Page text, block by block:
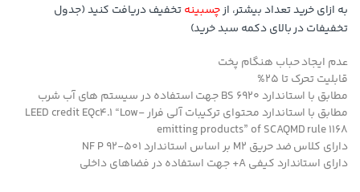
به ازای خرید تعداد بیشتر، ازچسبینهتخفیف دریافت کنید (جدول
تخفیفات در بالای دکمه سبد خرید)
عدم ایجاد حباب هنگام پخت
قابلیت تحرک تا 25%
مطابق با استاندارد BS 6920 جهت استفاده در سیستم های آب شرب
مطابق با استاندارد محتوای ترکیبات آلی فرار LEED credit EQc4.1 “Low-
emitting products” of SCAQMD rule 1168
دارای کلاس ضد حریق M2 بر اساس استاندارد NF P 92-501
دارای استاندارد کیفی A+ جهت استفاده در فضاهای داخلی